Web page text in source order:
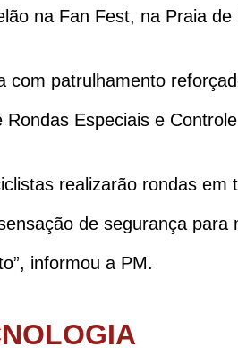
na Fan Fest, na Praia
com patrulhamento
Especiais e
realizarão rondas
de segurança
informou a PM.